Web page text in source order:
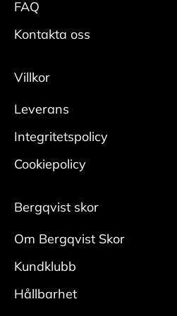
FAQ
Kontakta oss
Villkor
Leverans
Integritetspolicy
Cookiepolicy
Bergqvist skor
Om Bergqvist Skor
Kundklubb
Hållbarhet